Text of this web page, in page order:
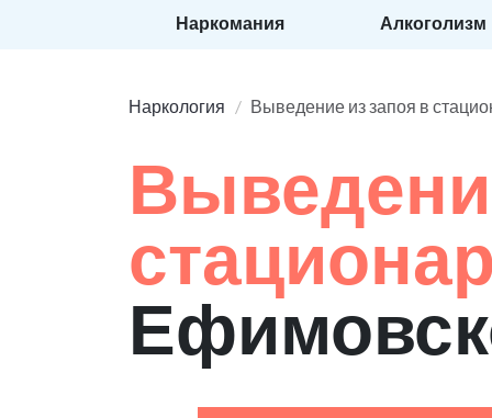
Наркомания Алкоголизм
Наркология Выведение из запоя в